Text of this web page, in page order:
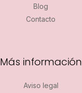
Blog
Contacto
Más información
Aviso legal